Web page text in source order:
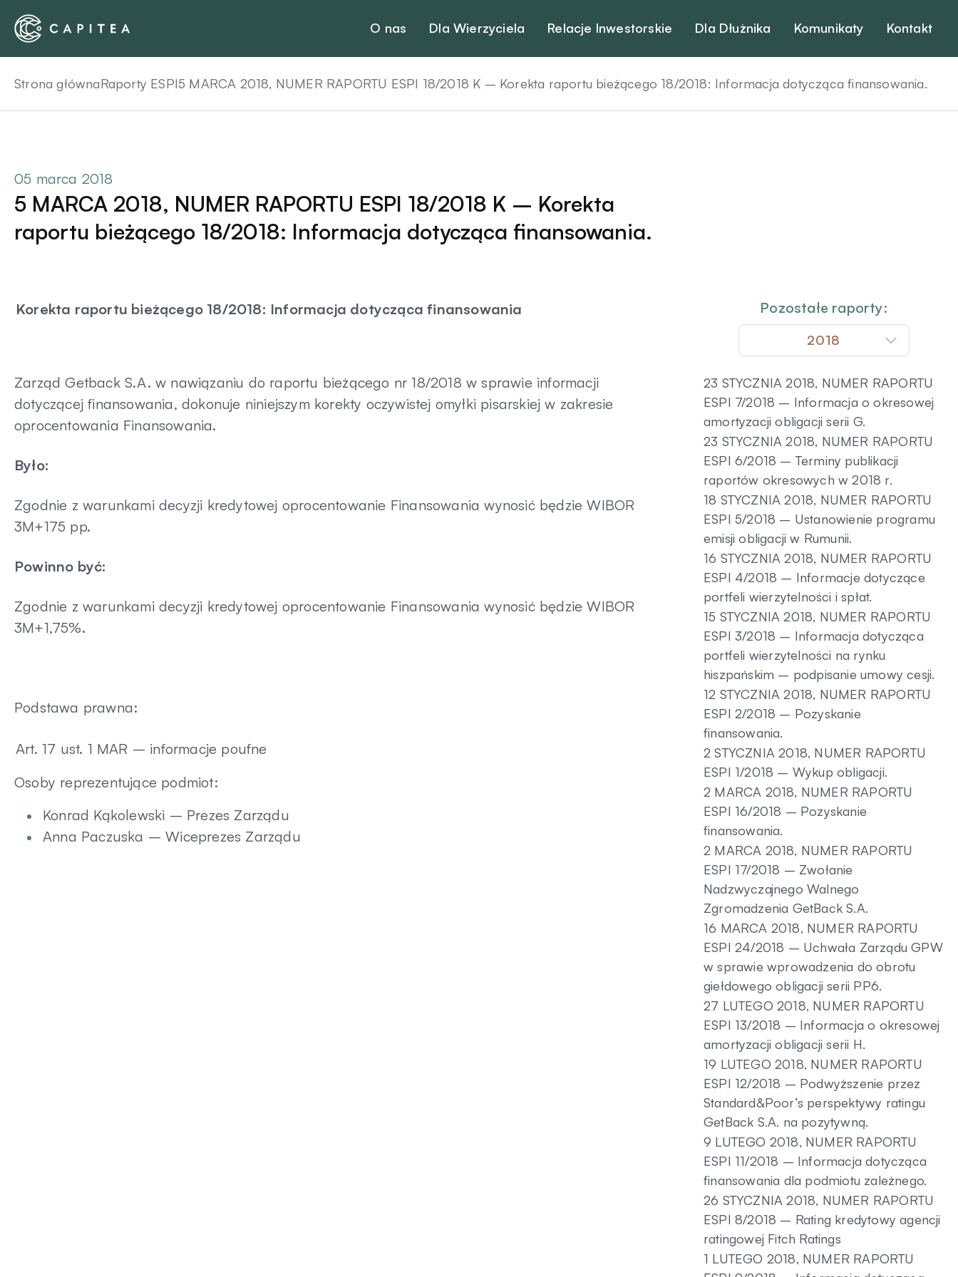
Skip
content
O nas Dla Wierzyciela Relacje Inwestorskie Dla Dłużnika Komunikaty Kontakt
Strona głównaRaporty ESPI5 MARCA 2018, NUMER RAPORTU ESPI 18/2018 K – Korekta raportu bieżącego 18/2018: Informacja dotycząca finansowania.
05 marca 2018
5 MARCA 2018, NUMER RAPORTU ESPI 18/2018 K – Korekta
raportu bieżącego 18/2018: Informacja dotycząca finansowania.
Korekta raportu bieżącego 18/2018: Informacja dotycząca finansowania
Zarząd Getback S.A. w nawiązaniu do raportu bieżącego nr 18/2018 w sprawie informacji
dotyczącej finansowania, dokonuje niniejszym korekty oczywistej omyłki pisarskiej w zakresie
oprocentowania Finansowania.
Było:
Zgodnie z warunkami decyzji kredytowej oprocentowanie Finansowania wynosić będzie WIBOR
3M+175 pp.
Powinno być:
Zgodnie z warunkami decyzji kredytowej oprocentowanie Finansowania wynosić będzie WIBOR
3M+1,75%.
Podstawa prawna:
Art. 17 ust. 1 MAR – informacje poufne
Osoby reprezentujące podmiot:
Konrad Kąkolewski – Prezes Zarządu
Anna Paczuska – Wiceprezes Zarządu
Pozostałe raporty:
2018
23 STYCZNIA 2018, NUMER RAPORTU
ESPI 7/2018 – Informacja o okresowej
amortyzacji obligacji serii G.
23 STYCZNIA 2018, NUMER RAPORTU
ESPI 6/2018 – Terminy publikacji
raportów okresowych w 2018 r.
18 STYCZNIA 2018, NUMER RAPORTU
ESPI 5/2018 – Ustanowienie programu
emisji obligacji w Rumunii.
16 STYCZNIA 2018, NUMER RAPORTU
ESPI 4/2018 – Informacje dotyczące
portfeli wierzytelności i spłat.
15 STYCZNIA 2018, NUMER RAPORTU
ESPI 3/2018 – Informacja dotycząca
portfeli wierzytelności na rynku
hiszpańskim – podpisanie umowy cesji.
12 STYCZNIA 2018, NUMER RAPORTU
ESPI 2/2018 – Pozyskanie
finansowania.
2 STYCZNIA 2018, NUMER RAPORTU
ESPI 1/2018 – Wykup obligacji.
2 MARCA 2018, NUMER RAPORTU
ESPI 16/2018 – Pozyskanie
finansowania.
2 MARCA 2018, NUMER RAPORTU
ESPI 17/2018 – Zwołanie
Nadzwyczajnego Walnego
Zgromadzenia GetBack S.A.
16 MARCA 2018, NUMER RAPORTU
ESPI 24/2018 – Uchwała Zarządu GPW
w sprawie wprowadzenia do obrotu
giełdowego obligacji serii PP6.
27 LUTEGO 2018, NUMER RAPORTU
ESPI 13/2018 – Informacja o okresowej
amortyzacji obligacji serii H.
19 LUTEGO 2018, NUMER RAPORTU
ESPI 12/2018 – Podwyższenie przez
Standard&Poor’s perspektywy ratingu
GetBack S.A. na pozytywną.
9 LUTEGO 2018, NUMER RAPORTU
ESPI 11/2018 – Informacja dotycząca
finansowania dla podmiotu zależnego.
26 STYCZNIA 2018, NUMER RAPORTU
ESPI 8/2018 – Rating kredytowy agencji
ratingowej Fitch Ratings
1 LUTEGO 2018, NUMER RAPORTU